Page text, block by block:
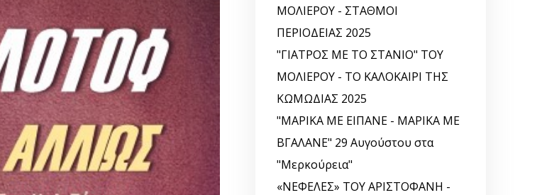
ΜΟΛΙΕΡΟΥ - ΣΤΑΘΜΟΙ
ΠΕΡΙΟΔΕΙΑΣ 2025
"ΓΙΑΤΡΟΣ ΜΕ ΤΟ ΣΤΑΝΙΟ" ΤΟΥ
ΜΟΛΙΕΡΟΥ - ΤΟ ΚΑΛΟΚΑΙΡΙ ΤΗΣ
ΚΩΜΩΔΙΑΣ 2025
"ΜΑΡΙΚΑ ΜΕ ΕΙΠΑΝΕ - ΜΑΡΙΚΑ ΜΕ
ΒΓΑΛΑΝΕ" 29 Αυγούστου στα
"Μερκούρεια"
«ΝΕΦΕΛΕΣ» ΤΟΥ ΑΡΙΣΤΟΦΑΝΗ -